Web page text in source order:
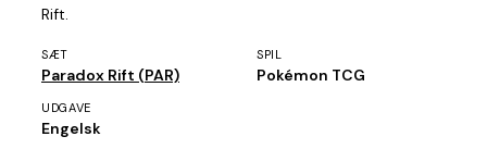
Rift.
SÆT
Paradox Rift (PAR)
SPIL
Pokémon TCG
UDGAVE
Engelsk